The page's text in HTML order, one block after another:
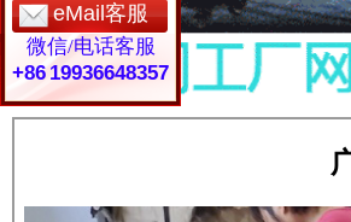
eMail客服
微信/电话客服
+86 19936648357